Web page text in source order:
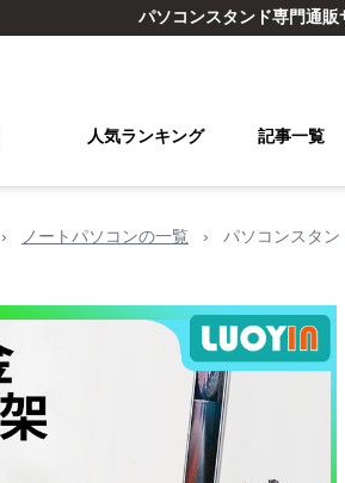
パソコンスタンド専門通販
人気ランキング 記事一覧
› ノートパソコンの一覧 › パソコンスタ